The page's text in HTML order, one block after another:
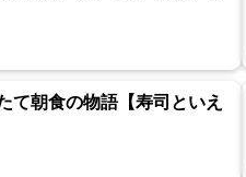
て朝食の物語【寿司といえ